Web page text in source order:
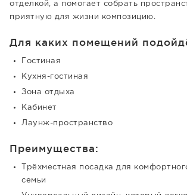
отделкой, а помогает собрать
приятную для жизни композицию.
Для каких помещений
Гостиная
Кухня-гостиная
Зона отдыха
Кабинет
Лаунж-пространство
Преимущества:
Трёхместная посадка для
семьи